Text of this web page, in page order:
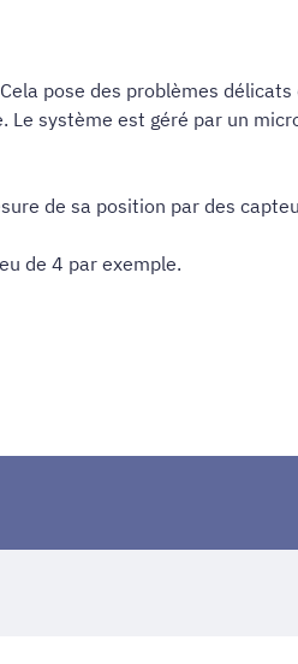
pose des problèmes
système est géré par un
de sa position par des
de 4 par exemple.